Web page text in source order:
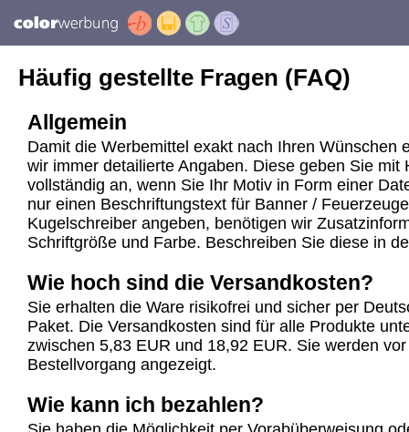
Häufig gestellte Fragen (FAQ)
Allgemein
Damit die Werbemittel exakt nach Ihren Wünschen
wir immer detailierte Angaben. Diese geben Sie mit
vollständig an, wenn Sie Ihr Motiv in Form einer
nur einen Beschriftungstext für Banner /
Kugelschreiber angeben, benötigen wir
Schriftgröße und Farbe. Beschreiben Sie diese in
Wie hoch sind die Versandkosten?
Sie erhalten die Ware risikofrei und sicher per
Paket. Die Versandkosten sind für alle Produkte
zwischen 5,83 EUR und 18,92 EUR. Sie werden
Bestellvorgang angezeigt.
Wie kann ich bezahlen?